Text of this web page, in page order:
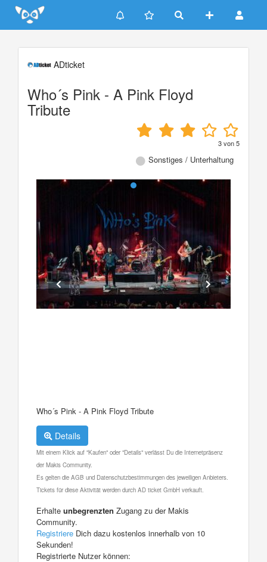
Update cookies preferences
ADticket
Who´s Pink - A Pink Floyd
Tribute
3von5
Sonstiges / Unterhaltung
Who´s Pink - A Pink Floyd Tribute
Details
Mit einem Klick auf "Kaufen" oder "Details" verlässt Du die Internetpräsenz
der Makis Community.
Es gelten die AGB und Datenschutzbestimmungen des jeweiligen Anbieters.
Tickets für diese Aktivität werden durch AD ticket GmbH verkauft.
Erhalte unbegrenzten Zugang zu der Makis
Community.
Registriere Dich dazu kostenlos innerhalb von 10
Sekunden!
Registrierte Nutzer können: